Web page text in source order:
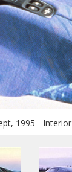
1995 - Interior